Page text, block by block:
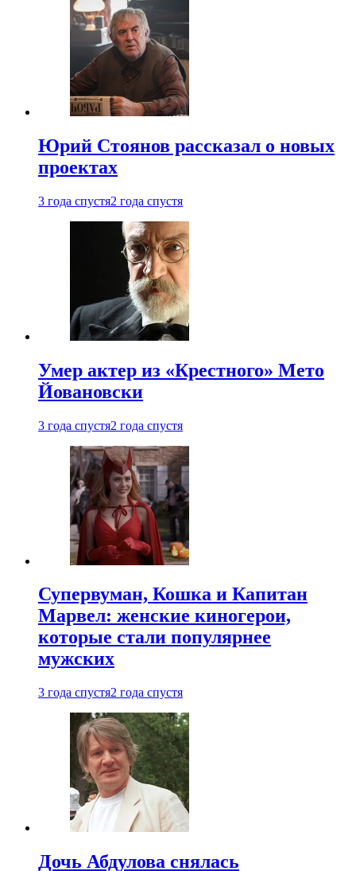
Юрий Стоянов рассказал о новых
проектах
3 года спустя2 года спустя
Умер актер из «Крестного» Мето
Йовановски
3 года спустя2 года спустя
Супервуман, Кошка и Капитан
Марвел: женские киногерои,
которые стали популярнее
мужских
3 года спустя2 года спустя
Дочь Абдулова снялась